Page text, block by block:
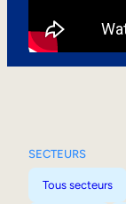
SECTEURS
Tous secteurs